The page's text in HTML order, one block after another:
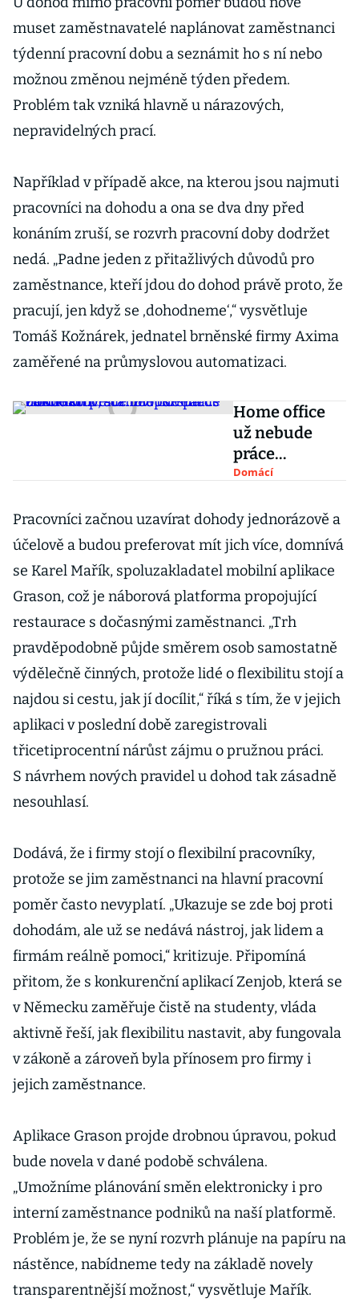
muset zaměstnavatelé naplánovat zaměstnanci
týdenní pracovní dobu a seznámit ho s ní nebo
možnou změnou nejméně týden předem.
Problém tak vzniká hlavně u nárazových,
nepravidelných prací.
Například v případě akce, na kterou jsou najmuti
pracovníci na dohodu a ona se dva dny před
konáním zruší, se rozvrh pracovní doby dodržet
nedá. „Padne jeden z přitažlivých důvodů pro
zaměstnance, kteří jdou do dohod právě proto, že
pracují, jen když se ‚dohodneme‘,“ vysvětluje
Tomáš Kožnárek, jednatel brněnské firmy Axima
zaměřené na průmyslovou automatizaci.
Home office
už nebude
práce
odkudkoliv,
zákoníku
práce. Zlepší
status
dohodářů
Domácí
Pracovníci začnou uzavírat dohody jednorázově a
účelově a budou preferovat mít jich více, domnívá
se Karel Mařík, spoluzakladatel mobilní aplikace
Grason, což je náborová platforma propojující
restaurace s dočasnými zaměstnanci. „Trh
pravděpodobně půjde směrem osob samostatně
výdělečně činných, protože lidé o flexibilitu stojí a
najdou si cestu, jak jí docílit,“ říká s tím, že v jejich
aplikaci v poslední době zaregistrovali
třicetiprocentní nárůst zájmu o pružnou práci.
S návrhem nových pravidel u dohod tak zásadně
nesouhlasí.
Dodává, že i firmy stojí o flexibilní pracovníky,
protože se jim zaměstnanci na hlavní pracovní
poměr často nevyplatí. „Ukazuje se zde boj proti
dohodám, ale už se nedává nástroj, jak lidem a
firmám reálně pomoci,“ kritizuje. Připomíná
přitom, že s konkurenční aplikací Zenjob, která se
v Německu zaměřuje čistě na studenty, vláda
aktivně řeší, jak flexibilitu nastavit, aby fungovala
v zákoně a zároveň byla přínosem pro firmy i
jejich zaměstnance.
Aplikace Grason projde drobnou úpravou, pokud
bude novela v dané podobě schválena.
„Umožníme plánování směn elektronicky i pro
interní zaměstnance podniků na naší platformě.
Problém je, že se nyní rozvrh plánuje na papíru na
nástěnce, nabídneme tedy na základě novely
transparentnější možnost,“ vysvětluje Mařík.